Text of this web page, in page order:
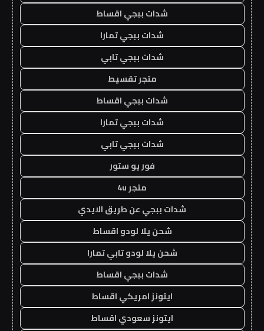
شدات ببجي اقساط
شدات ببجي تمارا
شدات ببجي تابي
متجر تقسيط
شدات ببجي اقساط
شدات ببجي تمارا
شدات ببجي تابي
فور يو ستور
متجر 4u
شدات ببجي عن طريق الايدي
شحن يلا لودو اقساط
شحن يلا لودو تابي تمارا
شدات ببجي اقساط
ايتونز امريكي اقساط
ايتونز سعودي اقساط